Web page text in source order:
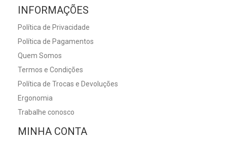
INFORMAÇÕES
Política de Privacidade
Política de Pagamentos
Quem Somos
Termos e Condições
Política de Trocas e Devoluções
Ergonomia
Trabalhe conosco
MINHA CONTA